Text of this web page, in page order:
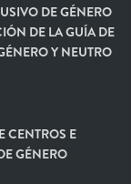
DE GÉNERO
DE LA GUÍA DE
Y NEUTRO
CENTROS E
GÉNERO